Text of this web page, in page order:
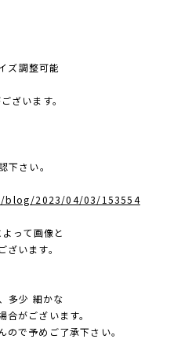
調整可能
ざいます。
下さい。
blog/2023/04/03/153554
って画像と
います。
多少 細かな
がございます。
で予めご了承下さい。